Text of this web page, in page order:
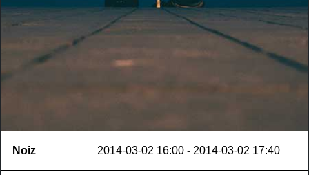
Noiz 2014-03-02 16:00 - 2014-03-02 17:40